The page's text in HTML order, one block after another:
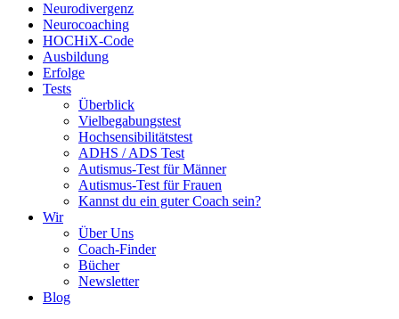
Neurodivergenz
Neurocoaching
HOCHiX-Code
Ausbildung
Erfolge
Tests
Überblick
Vielbegabungstest
Hochsensibilitätstest
ADHS / ADS Test
Autismus-Test für Männer
Autismus-Test für Frauen
Kannst du ein guter Coach sein?
Wir
Über Uns
Coach-Finder
Bücher
Newsletter
Blog